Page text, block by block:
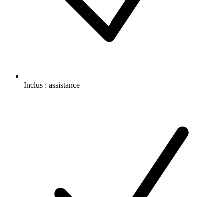
Inclus : assistance